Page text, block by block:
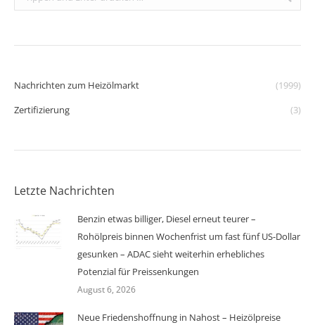
Nachrichten zum Heizölmarkt
(1999)
Zertifizierung
(3)
Letzte Nachrichten
Benzin etwas billiger, Diesel erneut teurer –
Rohölpreis binnen Wochenfrist um fast fünf US-Dollar
gesunken – ADAC sieht weiterhin erhebliches
Potenzial für Preissenkungen
August 6, 2026
Neue Friedenshoffnung in Nahost – Heizölpreise